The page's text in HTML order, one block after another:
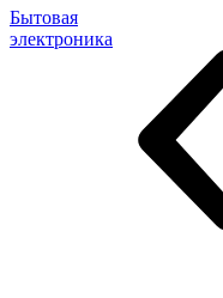
Бытовая
электроника